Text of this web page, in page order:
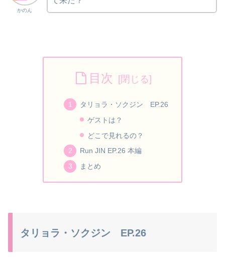
かのん
目次
タリョラ・ソクジン EP.26
ゲストは？
どこで見れるの？
Run JIN EP.26 本編
まとめ
タリョラ・ソクジン EP.26